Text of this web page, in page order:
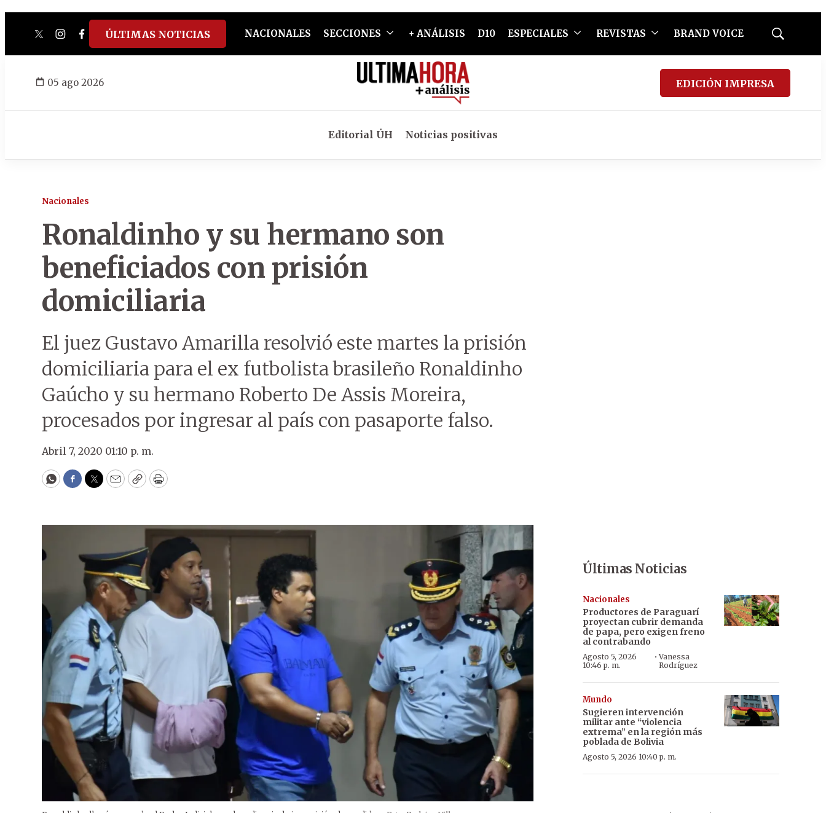
twitterinstagram
facebook
tiktokyoutube
spotify
ÚLTIMAS NOTICIAS NACIONALES SECCIONES + ANÁLISIS D10 ESPECIALES REVISTAS BRAND VOICE
Mostrar
05 ago 2026 EDICIÓN IMPRESA
Editorial ÚH Noticias positivas
Nacionales
Ronaldinho y su hermano son
beneficiados con prisión
domiciliaria
El juez Gustavo Amarilla resolvió este martes la prisión
domiciliaria para el ex futbolista brasileño Ronaldinho
Gaúcho y su hermano Roberto De Assis Moreira,
procesados por ingresar al país con pasaporte falso.
Abril 7, 2020 01:10 p. m.
WhatsApp
Facebook
Twitter
EmailCopyPrint
Últimas Noticias
Nacionales
Productores de Paraguarí
proyectan cubrir demanda
de papa, pero exigen freno
al contrabando
Agosto 5, 2026
10:46 p. m.
·Vanessa
Rodríguez
Mundo
Sugieren intervención
militar ante “violencia
extrema” en la región más
poblada de Bolivia
Agosto 5, 2026 10:40 p. m.